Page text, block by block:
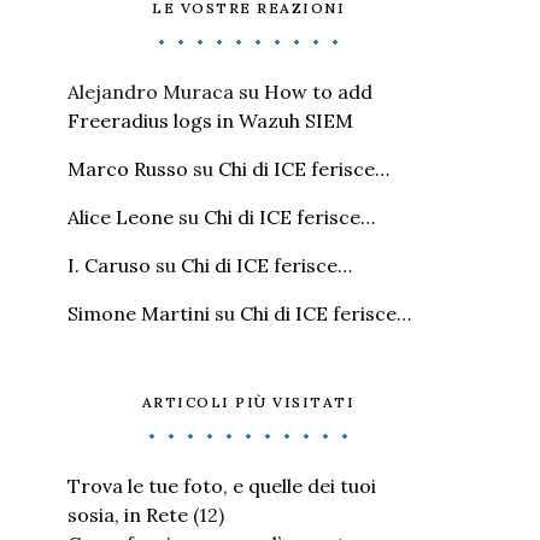
LE VOSTRE REAZIONI
Alejandro Muraca su How to add
Freeradius logs in Wazuh SIEM
Marco Russo su Chi di ICE ferisce…
Alice Leone su Chi di ICE ferisce…
I. Caruso su Chi di ICE ferisce…
Simone Martini su Chi di ICE ferisce…
ARTICOLI PIÙ VISITATI
Trova le tue foto, e quelle dei tuoi
sosia, in Rete (12)